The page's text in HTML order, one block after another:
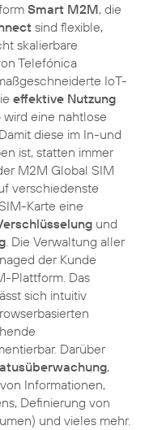
Smart M2M, die
sind flexible,
skalierbare
Telefónica
IoT-
effektive Nutzung
wird eine nahtlose
diese im In-und
ist, statten immer
M2M Global SIM
verschiedenste
Karte eine
und
. Die Verwaltung aller
der Kunde
Plattform. Das
sich intuitiv
Darüber
,
Informationen,
Definierung von
und vieles mehr.